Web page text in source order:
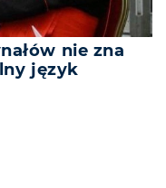
nie zna
język